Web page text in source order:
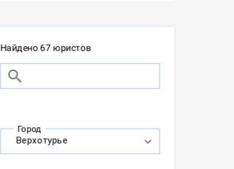
Найдено 67 юристов
Город